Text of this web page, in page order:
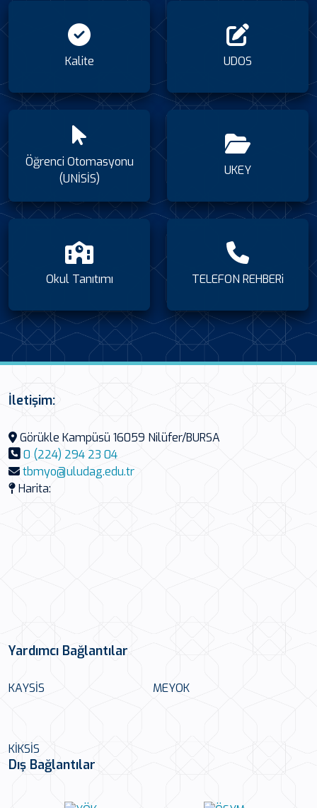
Kalite UDOS
Öğrenci Otomasyonu
(UNİSİS)
UKEY
Okul Tanıtımı TELEFON REHBERi
İletişim:
Görükle Kampüsü 16059 Nilüfer/BURSA
0 (224) 294 23 04
tbmyo@uludag.edu.tr
Harita:
Yardımcı Bağlantılar
KAYSİS MEYOK
KİKSİS
Dış Bağlantılar